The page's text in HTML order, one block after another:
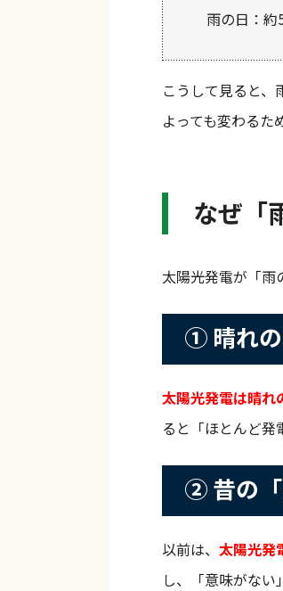
雨の日：約
こうして見ると
よっても変わるた
なぜ「
太陽光発電が「雨
① 晴れ
太陽光発電は晴れ
ると「ほとんど発
② 昔の「
以前は、 太陽光発
し、「意味がない